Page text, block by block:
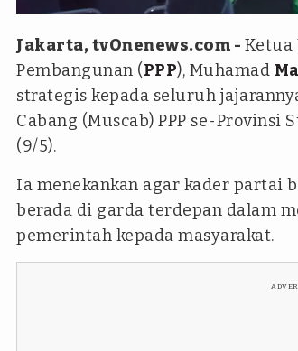
Jakarta, tvOnenews.com - Ketua
Pembangunan (PPP), Muhamad
strategis kepada seluruh
Cabang (Muscab) PPP se-Provinsi
(9/5).
Ia menekankan agar kader partai
berada di garda terdepan dalam
pemerintah kepada masyarakat.